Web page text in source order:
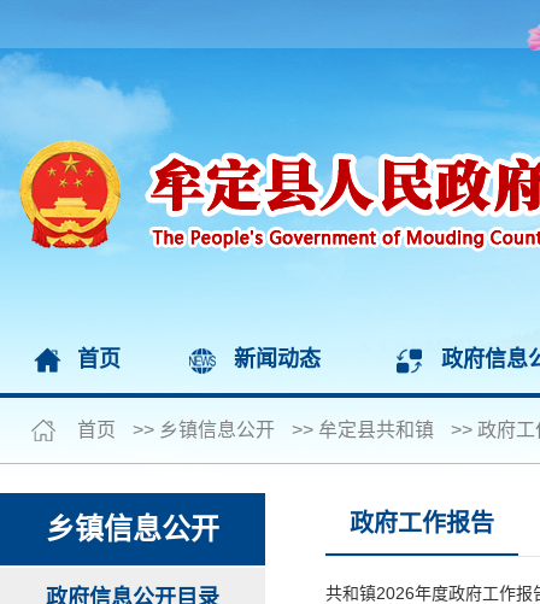
首页 新闻动态 政府信息
首页 >> 乡镇信息公开 >> 牟定县共和镇 >> 政府工
乡镇信息公开
政府信息公开目录
政府工作报告
共和镇2026年度政府工作报